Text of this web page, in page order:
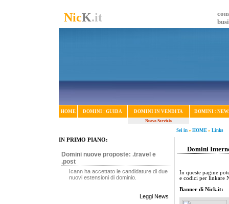
NicK.it
HOME DOMINI : GUIDA DOMINI IN VENDITA DOMINI :
Nuovo Servizio
Sei in » HOME » Links
IN PRIMO PIANO:
Domini nuove proposte: .travel e
.post
Icann ha accettato le candidature di due
nuovi estensioni di dominio.
Leggi News
Domini
In queste pagine
e codici per linkare
Banner di Nick.it: